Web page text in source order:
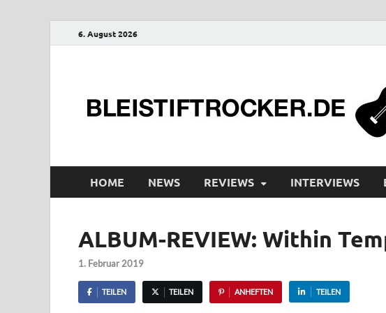
6. August 2026
HOME NEWS REVIEWS INTERVIEWS
ALBUM-REVIEW: Within
1. Februar 2019
TEILEN TEILEN ANHEFTEN TEILEN